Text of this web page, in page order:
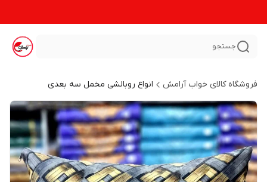
جستجو
فروشگاه کالای خواب آرامش انواع روبالشی مخمل سه بعدی